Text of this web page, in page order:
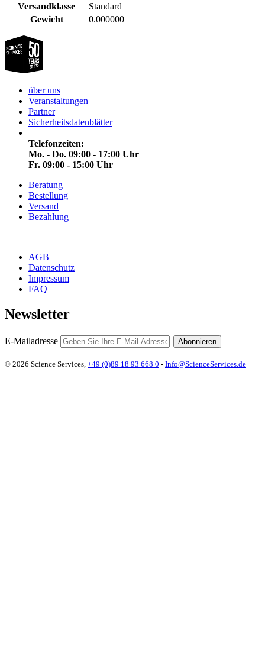
Versandklasse
Standard
Gewicht
0.000000
über uns
Veranstaltungen
Partner
Sicherheitsdatenblätter
Telefonzeiten:
Mo. - Do. 09:00 - 17:00 Uhr
Fr. 09:00 - 15:00 Uhr
Beratung
Bestellung
Versand
Bezahlung
AGB
Datenschutz
Impressum
FAQ
Newsletter
E-Mailadresse Abonnieren
© 2026 Science Services, +49 (0)89 18 93 668 0 - Info@ScienceServices.de